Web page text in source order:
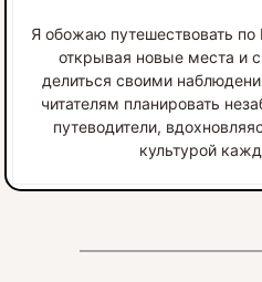
Я обожаю путешествовать
открывая новые места и
делиться своими
читателям планировать
путеводители,
культурой